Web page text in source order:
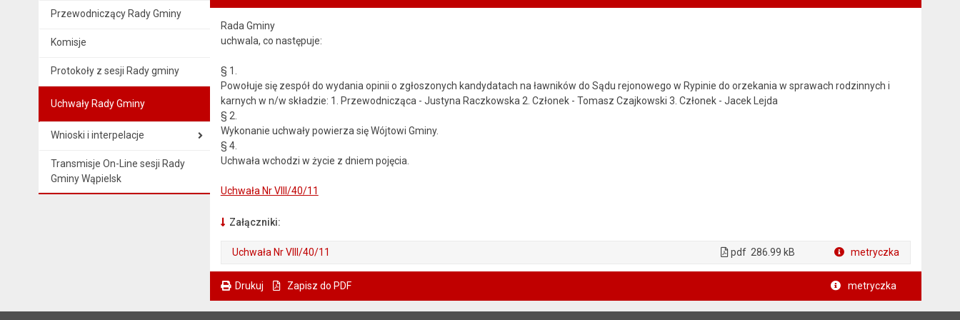
Przewodniczący Rady Gminy
Komisje
Protokoły z sesji Rady gminy
Uchwały Rady Gminy
Wnioski i interpelacje
Transmisje On-Line sesji Rady
Gminy Wąpielsk
Rada Gminy
uchwala, co następuje:
§ 1.
Powołuje się zespół do wydania opinii o zgłoszonych kandydatach na ławników do Sądu rejonowego w Rypinie do orzekania w sprawach rodzinnych i
karnych w n/w składzie: 1. Przewodnicząca - Justyna Raczkowska 2. Członek - Tomasz Czajkowski 3. Członek - Jacek Lejda
§ 2.
Wykonanie uchwały powierza się Wójtowi Gminy.
§ 4.
Uchwała wchodzi w życie z dniem pojęcia.
Uchwała Nr VIII/40/11
Załączniki:
Uchwała Nr VIII/40/11 pdf 286.99 kB metryczka
Drukuj Zapisz do PDF metryczka